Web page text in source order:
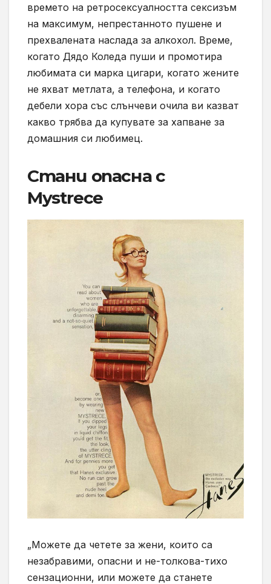
времето на ретросексуалността сексизъм
на максимум, непрестанното пушене и
прехвалената наслада за алкохол. Време,
когато Дядо Коледа пуши и промотира
любимата си марка цигари, когато жените
не яхват метлата, а телефона, и когато
дебели хора със слънчеви очила ви казват
какво трябва да купувате за хапване за
домашния си любимец.
Стани опасна с
Mystrece
„Можете да четете за жени, които са
незабравими, опасни и не-толкова-тихо
сензационни, или можете да станете